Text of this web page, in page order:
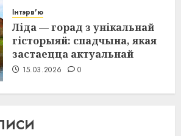
Інтэрв'ю
Ліда — горад з унікальнай
гісторыяй: спадчына, якая
застаецца актуальнай
15.03.2026 0